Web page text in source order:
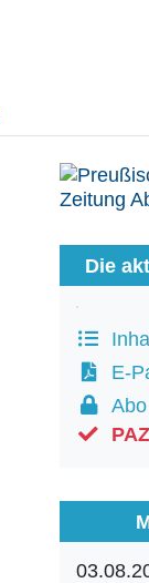
Die
E-